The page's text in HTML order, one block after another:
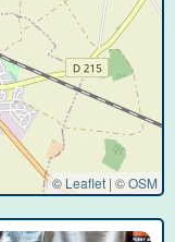
© Leaflet | ©OSM